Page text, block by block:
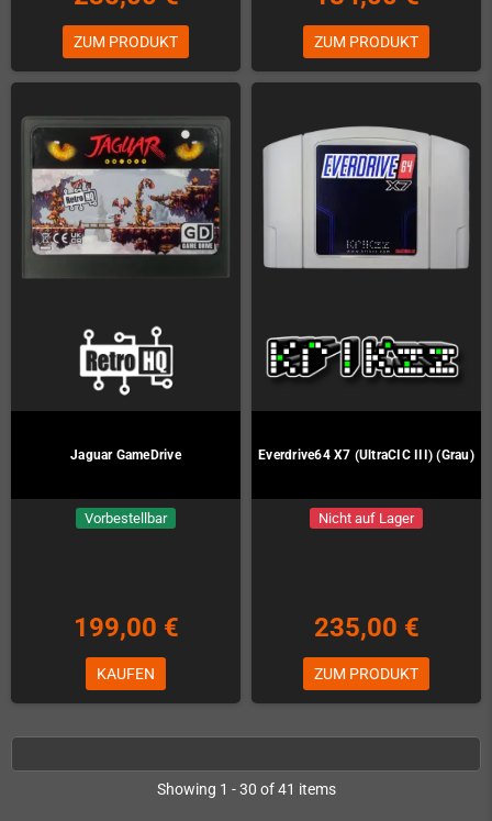
ZUM PRODUKT ZUM PRODUKT
Jaguar GameDrive
Vorbestellbar
199,00 €
KAUFEN
Everdrive64 X7 (UltraCIC III) (Grau)
Nicht auf Lager
235,00 €
ZUM PRODUKT
Showing 1 - 30 of 41 items